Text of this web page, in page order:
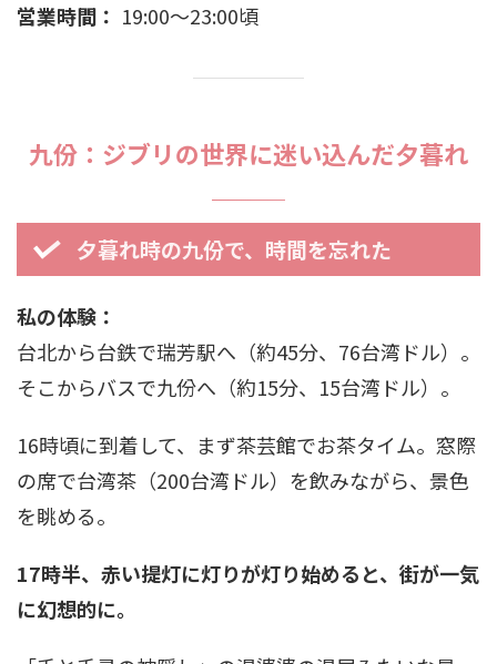
営業時間： 19:00〜23:00頃
九份：ジブリの世界に迷い込んだ夕暮れ
夕暮れ時の九份で、時間を忘れた
私の体験：
台北から台鉄で瑞芳駅へ（約45分、76台湾ドル）。
そこからバスで九份へ（約15分、15台湾ドル）。
16時頃に到着して、まず茶芸館でお茶タイム。窓際
の席で台湾茶（200台湾ドル）を飲みながら、景色
を眺める。
17時半、赤い提灯に灯りが灯り始めると、街が一気
に幻想的に。